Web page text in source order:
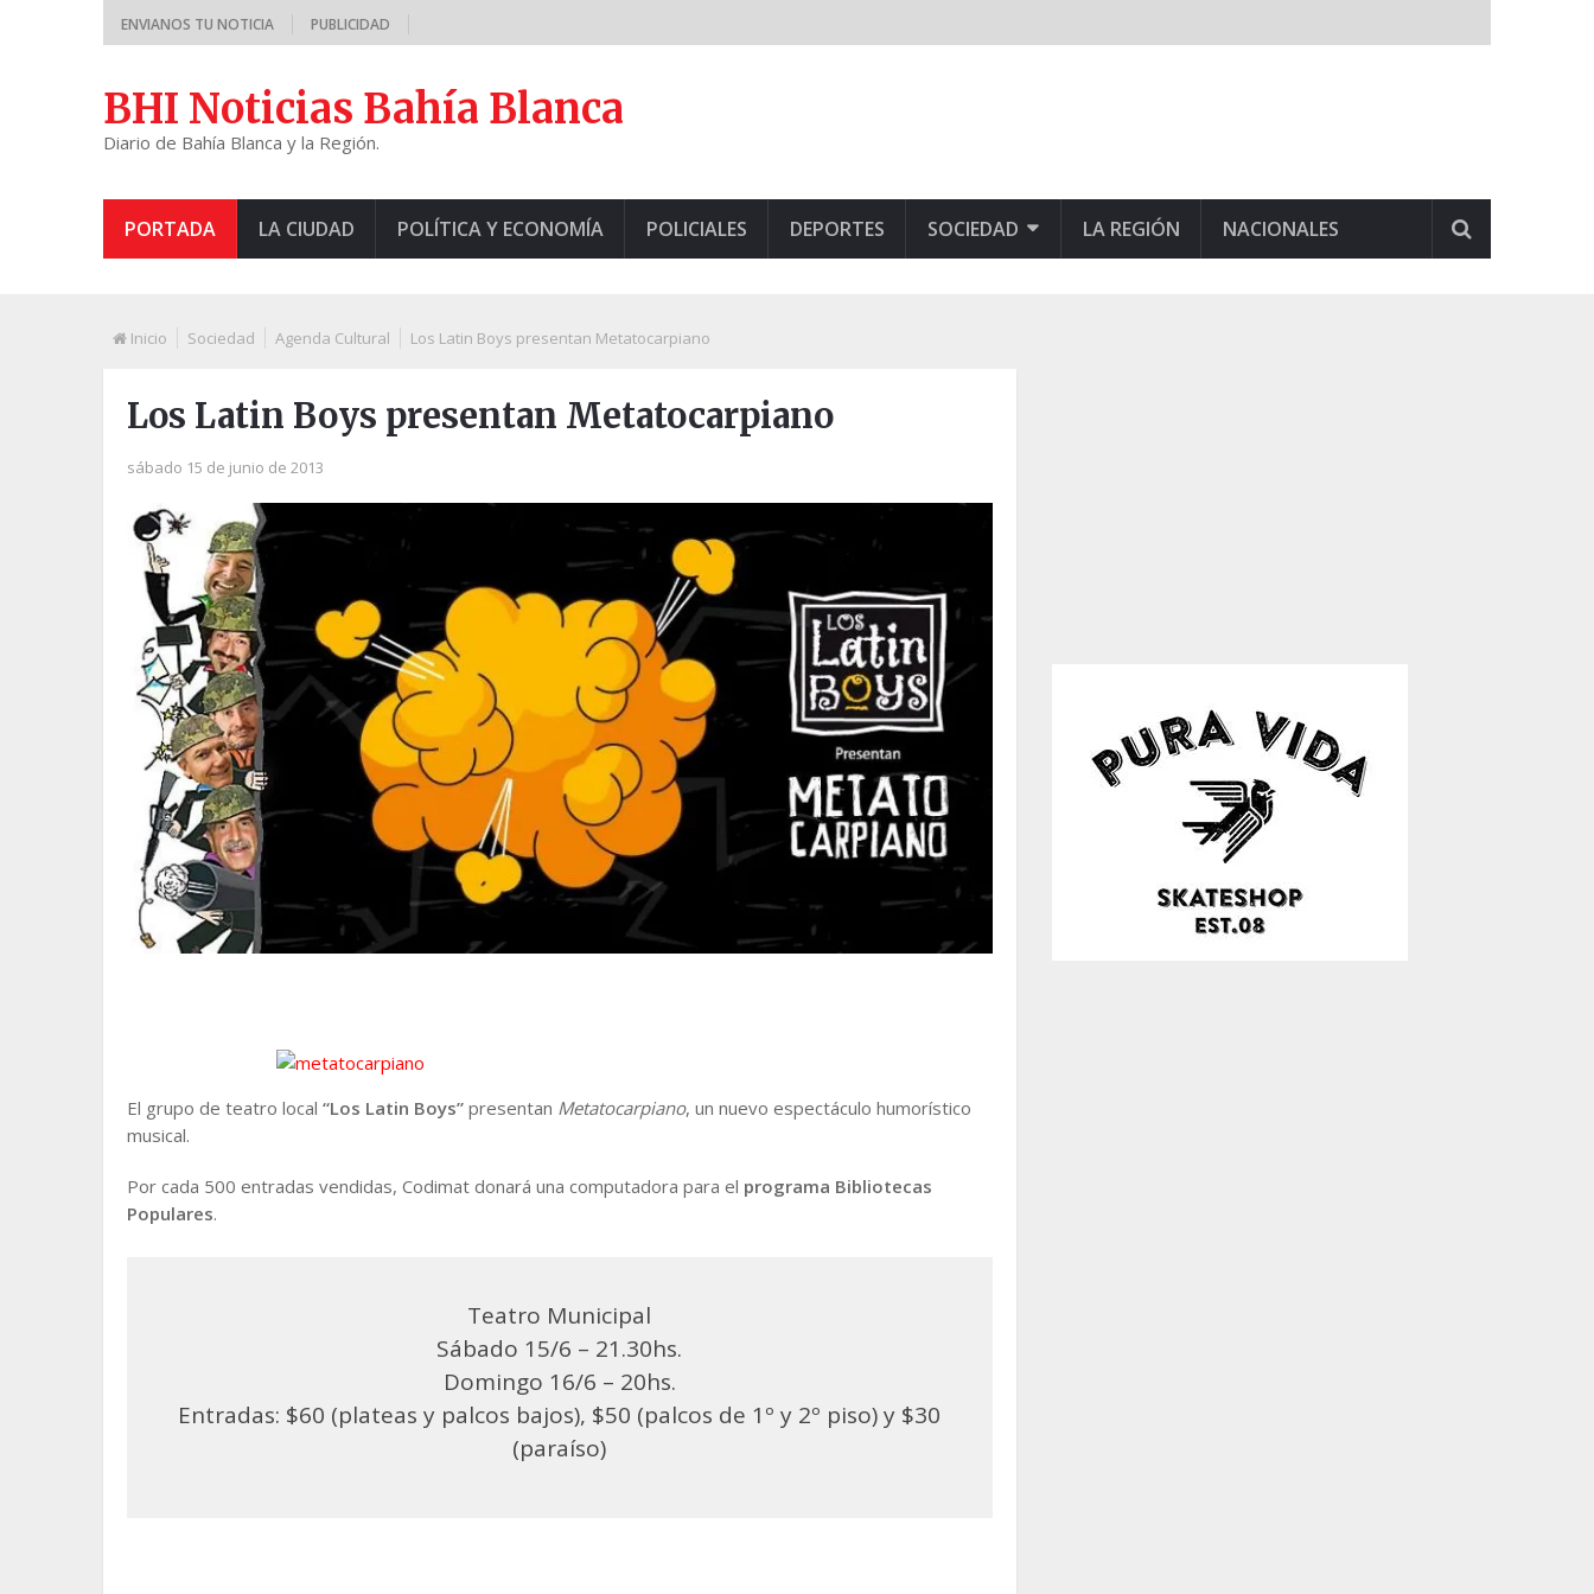
ENVIANOS TU NOTICIA PUBLICIDAD
BHI Noticias Bahía Blanca
Diario de Bahía Blanca y la Región.
PORTADA LA CIUDAD POLÍTICA Y ECONOMÍA POLICIALES DEPORTES SOCIEDAD LA REGIÓN NACIONALES
Inicio Sociedad Agenda Cultural Los Latin Boys presentan Metatocarpiano
Los Latin Boys presentan Metatocarpiano
sábado 15 de junio de 2013
El grupo de teatro local “Los Latin Boys” presentan Metatocarpiano, un nuevo espectáculo humorístico
musical.
Por cada 500 entradas vendidas, Codimat donará una computadora para el programa Bibliotecas
Populares.
Teatro Municipal
Sábado 15/6 – 21.30hs.
Domingo 16/6 – 20hs.
Entradas: $60 (plateas y palcos bajos), $50 (palcos de 1º y 2º piso) y $30
(paraíso)